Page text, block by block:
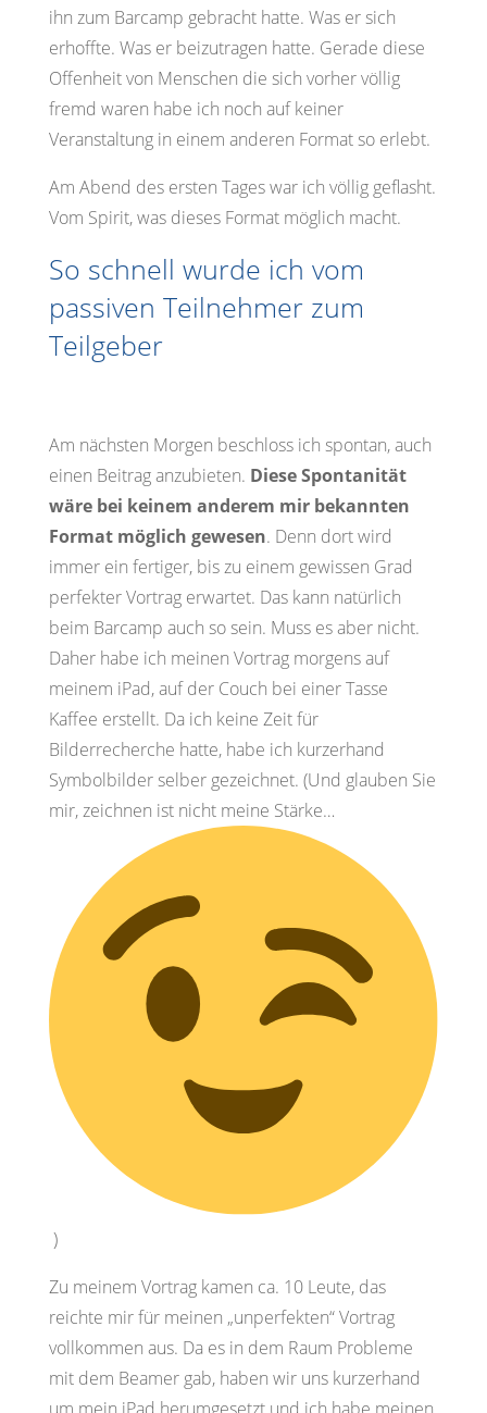
ihn zum Barcamp gebracht hatte. Was er sich
erhoffte. Was er beizutragen hatte. Gerade diese
Offenheit von Menschen die sich vorher völlig
fremd waren habe ich noch auf keiner
Veranstaltung in einem anderen Format so erlebt.
Am Abend des ersten Tages war ich völlig geflasht.
Vom Spirit, was dieses Format möglich macht.
So schnell wurde ich vom
passiven Teilnehmer zum
Teilgeber
Am nächsten Morgen beschloss ich spontan, auch
einen Beitrag anzubieten. Diese Spontanität
wäre bei keinem anderem mir bekannten
Format möglich gewesen. Denn dort wird
immer ein fertiger, bis zu einem gewissen Grad
perfekter Vortrag erwartet. Das kann natürlich
beim Barcamp auch so sein. Muss es aber nicht.
Daher habe ich meinen Vortrag morgens auf
meinem iPad, auf der Couch bei einer Tasse
Kaffee erstellt. Da ich keine Zeit für
Bilderrecherche hatte, habe ich kurzerhand
Symbolbilder selber gezeichnet. (Und glauben Sie
mir, zeichnen ist nicht meine Stärke…
)
Zu meinem Vortrag kamen ca. 10 Leute, das
reichte mir für meinen „unperfekten“ Vortrag
vollkommen aus. Da es in dem Raum Probleme
mit dem Beamer gab, haben wir uns kurzerhand